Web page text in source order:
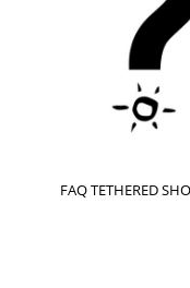
FAQ TETHERED